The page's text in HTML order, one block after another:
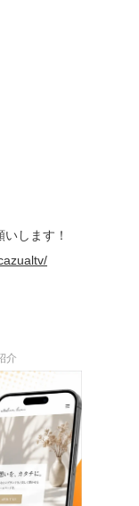
します！
介